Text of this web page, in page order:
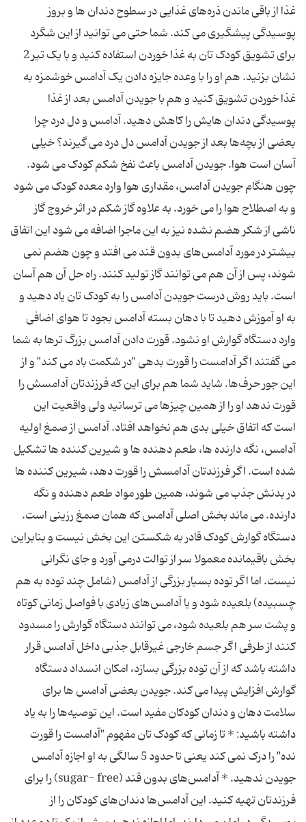
غذا از باقی ماندن ذره‌های غذایی در سطوح دندان‌ ها و بروز
پوسیدگی پیشگیری می‌ کند. شما حتی می‌ توانید از این شگرد
برای تشویق کودک تان به غذا خوردن استفاده کنید و با یک تیر 2
نشان بزنید. هم او را با وعده جایزه دادن یک آدامس خوشمزه به
غذا خوردن تشویق کنید و هم با جویدن آدامس بعد از غذا
پوسیدگی دندان‌ هایش را کاهش دهید. آدامس و دل ‌درد چرا
بعضی از بچه‌ها بعد از جویدن آدامس دل ‌درد می‌ گیرند؟ خیلی
آسان است هوا. جویدن آدامس باعث نفخ شکم کودک می ‌شود.
چون هنگام جویدن آدامس،‌ مقداری هوا وارد معده کودک می ‌شود
و به اصطلاح هوا را می‌ خورد. به علاوه گاز شکم در اثر خروج گاز
ناشی از شکر هضم نشده نیز به این ماجرا اضافه می ‌شود این اتفاق
بیشتر در مورد آدامس‌های بدون قند می ‌افتد و چون هضم نمی
‌شوند، پس از آن هم می ‌توانند گاز تولید کنند. راه ‌حل آن هم آسان
است. باید روش درست جویدن آدامس را به کودک تان یاد دهید و
به او آموزش دهید تا با دهان بسته آدامس بجود تا هوای اضافی
وارد دستگاه گوارش او نشود. قورت دادن آدامس بزرگ ‌تر‌ها به شما
می ‌گفتند اگر آدامست را قورت بدهی "در شکمت باد می ‌کند" و از
این جور حرف‌ها. شاید شما هم برای این که فرزندتان آدامسش را
قورت ندهد او را از همین چیزها می ‌ترسانید ولی واقعیت این
است که اتفاق خیلی بدی هم نخواهد افتاد. آدامس از صمغ اولیه
آدامس، نگه ‌دارنده‌ ها، طعم‌ دهنده‌ ها و شیرین‌ کننده‌ ها تشکیل
شده است. اگر فرزندتان آدامسش را قورت دهد، شیرین ‌کننده‌ ها
در بدنش جذب می‌ شوند، همین ‌طور مواد طعم‌ دهنده و نگه‌
دارنده. می ‌ماند بخش اصلی آدامس که همان صمغ رزینی است.
دستگاه گوارش کودک قادر به شکستن این بخش نیست و بنابراین
بخش باقیمانده معمولا سر از توالت درمی ‌آورد و جای نگرانی
نیست. اما اگر توده بسیار بزرگی از آدامس (شامل چند توده به هم
چسبیده) بلعیده شود و یا آدامس‌های زیادی با فواصل زمانی کوتاه
و پشت سر هم بلعیده شود، می‌ توانند دستگاه گوارش را مسدود
کنند از طرفی اگر جسم خارجی غیرقابل جذبی داخل آدامس قرار
داشته باشد که از آن توده بزرگی بسازد، امکان انسداد دستگاه
گوارش افزایش پیدا می‌ کند. جویدن بعضی آدامس ‌ها برای
سلامت دهان و دندان کودکان مفید است. این توصیه‌ها را به یاد
داشته باشید: * تا زمانی که کودک تان مفهوم "آدامست را قورت
نده" را درک نمی ‌کند یعنی تا حدود 5 سالگی به او اجازه آدامس
جویدن ندهید. * آدامس‌های بدون قند (sugar- free) را برای
فرزندتان تهیه کنید. این آدامس‌ها دندان‌های کودکان را از